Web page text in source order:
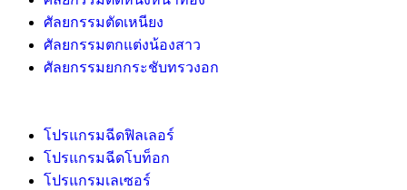
ศัลยกรรมตัดเหนียง
ศัลยกรรมตกแต่งน้องสาว
ศัลยกรรมยกกระชับทรวงอก
โปรแกรมฉีดฟิลเลอร์
โปรแกรมฉีดโบท็อก
โปรแกรมเลเซอร์